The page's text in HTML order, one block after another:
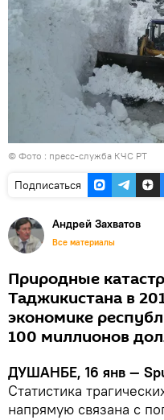
© Фото : пресс-служба КЧС РТ
Подписаться
Андрей Захватов
Все материалы
Природные
Таджикистана в
экономике
100 миллионов
ДУШАНБЕ, 16 янв —
Статистика
напрямую связана с